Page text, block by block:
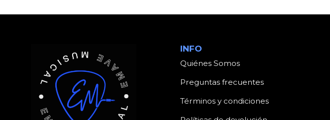
INFO
Quiénes Somos
Preguntas frecuentes
Términos y condiciones